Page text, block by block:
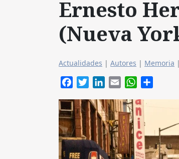
Ernesto
(Nueva
Actualidades | Autores | Memoria |
FacebookTwitterLinkedIn
Email WhatsApp